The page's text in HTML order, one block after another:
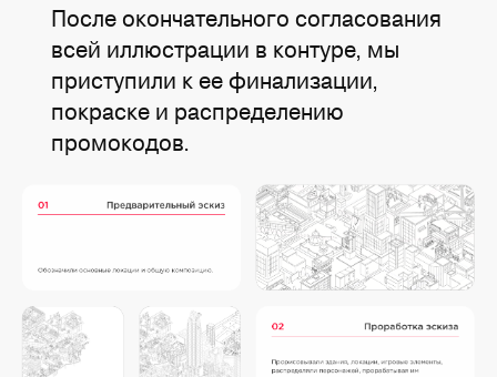
После окончательного согласования
всей иллюстрации в контуре, мы
приступили к ее финализации,
покраске и распределению
промокодов.